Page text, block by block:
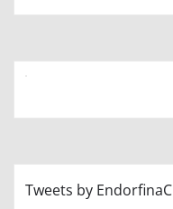
Tweets by EndorfinaC